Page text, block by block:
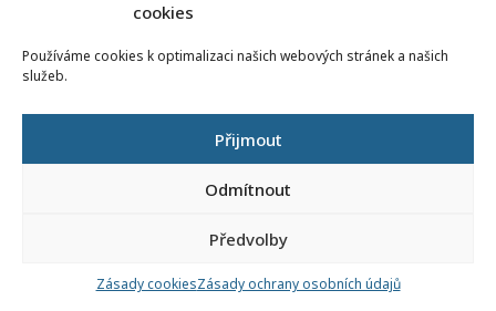
cookies
Používáme cookies k optimalizaci našich webových stránek a našich
služeb.
Přijmout
Odmítnout
Předvolby
Zásady cookiesZásady ochrany osobních údajů